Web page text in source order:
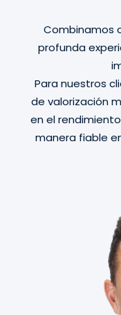
Combinamos
profunda
Para nuestros
de valorización
en el
manera fiable